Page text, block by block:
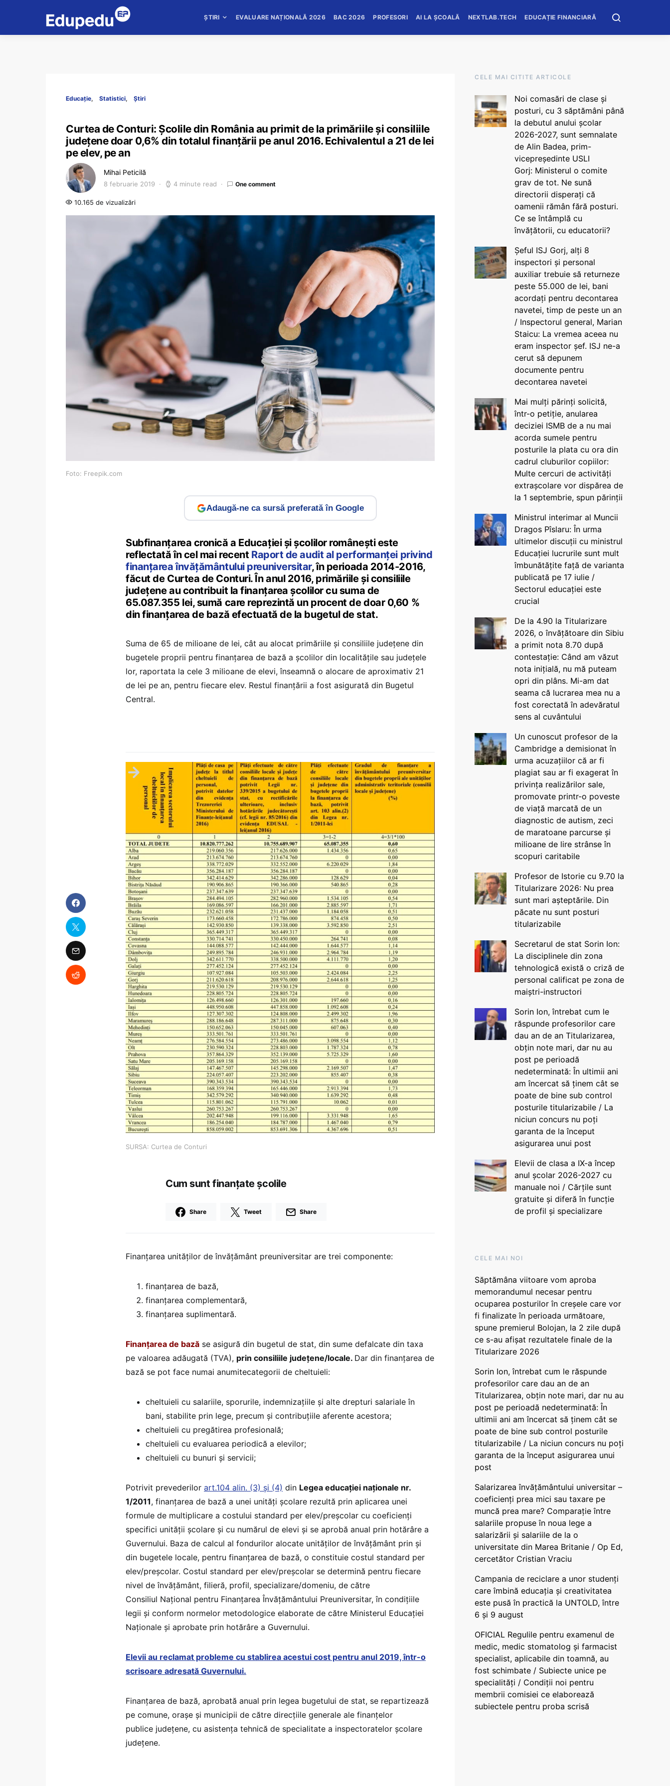
ȘTIRI EVALUARE NAȚIONALĂ 2026 BAC 2026 PROFESORI AI LA ȘCOALĂ NEXTLAB.TECH EDUCAȚIE FINANCIARĂ
Educație Statistici Știri
Curtea de Conturi: Şcolile din România au primit de la primăriile şi consiliile
judeţene doar 0,6% din totalul finanţării pe anul 2016. Echivalentul a 21 de lei
pe elev, pe an
Mihai Peticilă
8 februarie 2019 4 minute read One comment
10.165 de vizualizări
Foto: Freepik.com
Adaugă-ne ca sursă preferată în Google
Subfinanţarea cronică a Educaţiei şi şcolilor româneşti este
reflectată în cel mai recent Raport de audit al performanței privind
finanțarea învățământului preuniversitar, în perioada 2014-2016,
făcut de Curtea de Conturi. În anul 2016, primăriile și consiliile
județene au contribuit la finanțarea școlilor cu suma de
65.087.355 lei, sumă care reprezintă un procent de doar 0,60 %
din finanțarea de bază efectuată de la bugetul de stat.
Suma de 65 de milioane de lei, cât au alocat primăriile şi consiliile judeţene din
bugetele proprii pentru finanţarea de bază a şcolilor din localităţile sau judeţele
lor, raportata la cele 3 milioane de elevi, înseamnă o alocare de aproximativ 21
de lei pe an, pentru fiecare elev. Restul finanţării a fost asigurată din Bugetul
Central.
SURSA: Curtea de Conturi
Cum sunt finanţate şcolile
Share Tweet Share
Finanţarea unităţilor de învăţământ preuniversitar are trei componente:
finanţarea de bază,
finanţarea complementară,
finanţarea suplimentară.
Finanţarea de bază se asigură din bugetul de stat, din sume defalcate din taxa
pe valoarea adăugată (TVA), prin consiliile județene/locale. Dar din finanțarea de
bază se pot face numai anumitecategorii de cheltuieli:
cheltuieli cu salariile, sporurile, indemnizaţiile şi alte drepturi salariale în
bani, stabilite prin lege, precum şi contribuţiile aferente acestora;
cheltuieli cu pregătirea profesională;
cheltuieli cu evaluarea periodică a elevilor;
cheltuieli cu bunuri şi servicii;
Potrivit prevederilor art.104 alin. (3) și (4) din Legea educației naționale nr.
1/2011, finanţarea de bază a unei unităţi şcolare rezultă prin aplicarea unei
formule de multiplicare a costului standard per elev/preşcolar cu coeficienţi
specifici unităţii şcolare şi cu numărul de elevi şi se aprobă anual prin hotărâre a
Guvernului. Baza de calcul al fondurilor alocate unităţilor de învăţământ prin şi
din bugetele locale, pentru finanţarea de bază, o constituie costul standard per
elev/preşcolar. Costul standard per elev/preşcolar se determină pentru fiecare
nivel de învăţământ, filieră, profil, specializare/domeniu, de către
Consiliul Naţional pentru Finanţarea Învăţământului Preuniversitar, în condiţiile
legii şi conform normelor metodologice elaborate de către Ministerul Educaţiei
Naţionale şi aprobate prin hotărâre a Guvernului.
Elevii au reclamat probleme cu stablirea acestui cost pentru anul 2019, într-o
scrisoare adresată Guvernului.
Finanţarea de bază, aprobată anual prin legea bugetului de stat, se repartizează
pe comune, oraşe şi municipii de către direcţiile generale ale finanţelor
publice judeţene, cu asistenţa tehnică de specialitate a inspectoratelor şcolare
judeţene.
CELE MAI CITITE ARTICOLE
Noi comasări de clase și
posturi, cu 3 săptămâni până
la debutul anului școlar
2026-2027, sunt semnalate
de Alin Badea, prim-
vicepreședinte USLI
Gorj: Ministerul o comite
grav de tot. Ne sună
directorii disperați că
oamenii rămân fără posturi.
Ce se întâmplă cu
învățătorii, cu educatorii?
Șeful ISJ Gorj, alți 8
inspectori și personal
auxiliar trebuie să returneze
peste 55.000 de lei, bani
acordați pentru decontarea
navetei, timp de peste un an
/ Inspectorul general, Marian
Staicu: La vremea aceea nu
eram inspector șef. ISJ ne-a
cerut să depunem
documente pentru
decontarea navetei
Mai mulți părinți solicită,
într-o petiție, anularea
deciziei ISMB de a nu mai
acorda sumele pentru
posturile la plata cu ora din
cadrul cluburilor copiilor:
Multe cercuri de activități
extrașcolare vor dispărea de
la 1 septembrie, spun părinții
Ministrul interimar al Muncii
Dragos Pîslaru: În urma
ultimelor discuții cu ministrul
Educației lucrurile sunt mult
îmbunătățite față de varianta
publicată pe 17 iulie /
Sectorul educației este
crucial
De la 4.90 la Titularizare
2026, o învățătoare din Sibiu
a primit nota 8.70 după
contestație: Când am văzut
nota inițială, nu mă puteam
opri din plâns. Mi-am dat
seama că lucrarea mea nu a
fost corectată în adevăratul
sens al cuvântului
Un cunoscut profesor de la
Cambridge a demisionat în
urma acuzațiilor că ar fi
plagiat sau ar fi exagerat în
privința realizărilor sale,
promovate printr-o poveste
de viață marcată de un
diagnostic de autism, zeci
de maratoane parcurse și
milioane de lire strânse în
scopuri caritabile
Profesor de Istorie cu 9.70 la
Titularizare 2026: Nu prea
sunt mari așteptările. Din
păcate nu sunt posturi
titularizabile
Secretarul de stat Sorin Ion:
La disciplinele din zona
tehnologică există o criză de
personal calificat pe zona de
maiștri-instructori
Sorin Ion, întrebat cum le
răspunde profesorilor care
dau an de an Titularizarea,
obțin note mari, dar nu au
post pe perioadă
nedeterminată: În ultimii ani
am încercat să ținem cât se
poate de bine sub control
posturile titularizabile / La
niciun concurs nu poți
garanta de la început
asigurarea unui post
Elevii de clasa a IX-a încep
anul școlar 2026-2027 cu
manuale noi / Cărțile sunt
gratuite și diferă în funcție
de profil și specializare
CELE MAI NOI
Săptămâna viitoare vom aproba
memorandumul necesar pentru
ocuparea posturilor în creșele care vor
fi finalizate în perioada următoare,
spune premierul Bolojan, la 2 zile după
ce s-au afișat rezultatele finale de la
Titularizare 2026
Sorin Ion, întrebat cum le răspunde
profesorilor care dau an de an
Titularizarea, obțin note mari, dar nu au
post pe perioadă nedeterminată: În
ultimii ani am încercat să ținem cât se
poate de bine sub control posturile
titularizabile / La niciun concurs nu poți
garanta de la început asigurarea unui
post
Salarizarea învățământului universitar –
coeficienți prea mici sau taxare pe
muncă prea mare? Comparație între
salariile propuse în noua lege a
salarizării și salariile de la o
universitate din Marea Britanie / Op Ed,
cercetător Cristian Vraciu
Campania de reciclare a unor studenți
care îmbină educația și creativitatea
este pusă în practică la UNTOLD, între
6 și 9 august
OFICIAL Regulile pentru examenul de
medic, medic stomatolog și farmacist
specialist, aplicabile din toamnă, au
fost schimbate / Subiecte unice pe
specialități / Condiții noi pentru
membrii comisiei ce elaborează
subiectele pentru proba scrisă